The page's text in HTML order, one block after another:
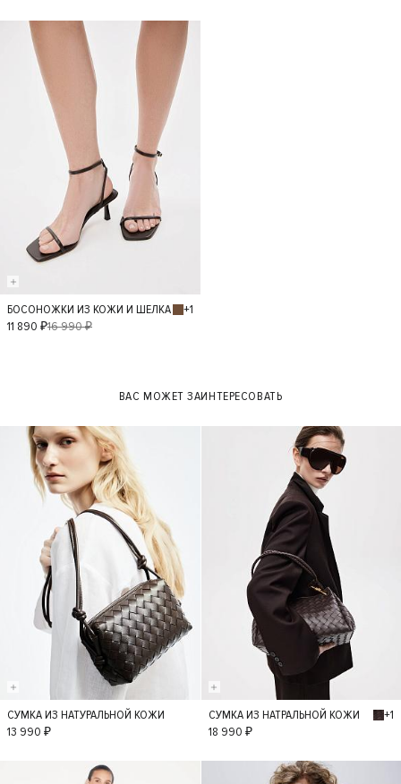
38
39
- 30%
40 36
БОСОНОЖКИ ИЗ КОЖИ И ШЕЛКА
+1
11 890 ₽16 990 ₽
ВАС МОЖЕТ ЗАИНТЕРЕСОВАТЬ
S
СУМКА ИЗ НАТУРАЛЬНОЙ КОЖИ
13 990 ₽
S
СУМКА ИЗ НАТРАЛЬНОЙ КОЖИ
+1
18 990 ₽